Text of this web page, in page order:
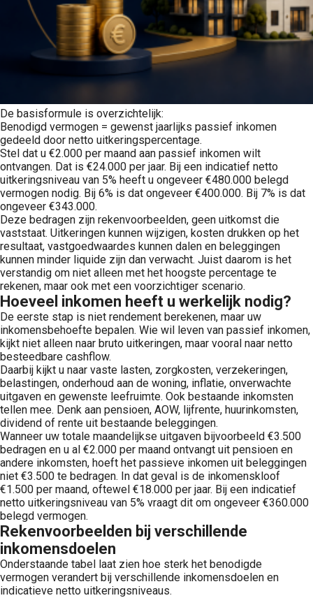
De basisformule is overzichtelijk:
Benodigd vermogen = gewenst jaarlijks passief inkomen
gedeeld door netto uitkeringspercentage.
Stel dat u €2.000 per maand aan passief inkomen wilt
ontvangen. Dat is €24.000 per jaar. Bij een indicatief netto
uitkeringsniveau van 5% heeft u ongeveer €480.000 belegd
vermogen nodig. Bij 6% is dat ongeveer €400.000. Bij 7% is dat
ongeveer €343.000.
Deze bedragen zijn rekenvoorbeelden, geen uitkomst die
vaststaat. Uitkeringen kunnen wijzigen, kosten drukken op het
resultaat, vastgoedwaardes kunnen dalen en beleggingen
kunnen minder liquide zijn dan verwacht. Juist daarom is het
verstandig om niet alleen met het hoogste percentage te
rekenen, maar ook met een voorzichtiger scenario.
Hoeveel inkomen heeft u werkelijk nodig?
De eerste stap is niet rendement berekenen, maar uw
inkomensbehoefte bepalen. Wie wil leven van passief inkomen,
kijkt niet alleen naar bruto uitkeringen, maar vooral naar netto
besteedbare cashflow.
Daarbij kijkt u naar vaste lasten, zorgkosten, verzekeringen,
belastingen, onderhoud aan de woning, inflatie, onverwachte
uitgaven en gewenste leefruimte. Ook bestaande inkomsten
tellen mee. Denk aan pensioen, AOW, lijfrente, huurinkomsten,
dividend of rente uit bestaande beleggingen.
Wanneer uw totale maandelijkse uitgaven bijvoorbeeld €3.500
bedragen en u al €2.000 per maand ontvangt uit pensioen en
andere inkomsten, hoeft het passieve inkomen uit beleggingen
niet €3.500 te bedragen. In dat geval is de inkomenskloof
€1.500 per maand, oftewel €18.000 per jaar. Bij een indicatief
netto uitkeringsniveau van 5% vraagt dit om ongeveer €360.000
belegd vermogen.
Rekenvoorbeelden bij verschillende
inkomensdoelen
Onderstaande tabel laat zien hoe sterk het benodigde
vermogen verandert bij verschillende inkomensdoelen en
indicatieve netto uitkeringsniveaus.